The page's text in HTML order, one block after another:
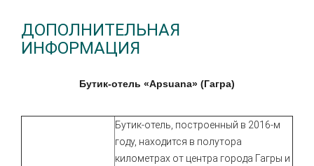
ДОПОЛНИТЕЛЬНАЯ
ИНФОРМАЦИЯ
Бутик-отель «Apsuana» (Гагра)
Бутик-отель, построенный в 2016-м
году, находится в полутора
километрах от центра города Гагры и